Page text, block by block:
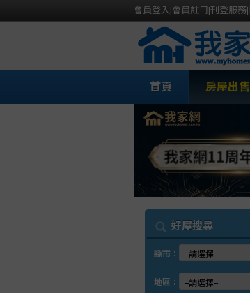
會員登入|會員註冊|刊登服務|
首頁 房屋出售
好屋搜尋
縣市：
地區：